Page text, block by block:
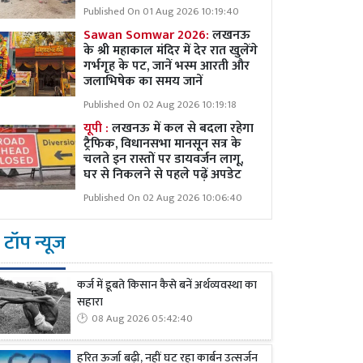
Published On 01 Aug 2026 10:19:40
Sawan Somwar 2026:लखनऊ
के श्री महाकाल मंदिर में देर रात खुलेंगे
गर्भगृह के पट, जानें भस्म आरती और
जलाभिषेक का समय जानें
Published On 02 Aug 2026 10:19:18
यूपी :लखनऊ में कल से बदला रहेगा
ट्रैफिक, विधानसभा मानसून सत्र के
चलते इन रास्तों पर डायवर्जन लागू,
घर से निकलने से पहले पढ़ें अपडेट
Published On 02 Aug 2026 10:06:40
टॉप न्यूज
कर्ज में डूबते किसान कैसे बनें अर्थव्यवस्था का
सहारा
08 Aug 2026 05:42:40
हरित ऊर्जा बढ़ी, नहीं घट रहा कार्बन उत्सर्जन